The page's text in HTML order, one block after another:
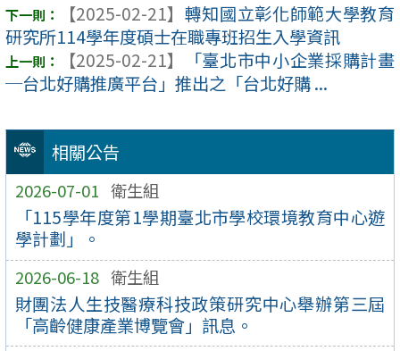
相關公告
2026-07-01 衛生組
「115學年度第1學期臺北市學校環境教育中心遊
學計劃」。
2026-06-18 衛生組
財團法人生技醫療科技政策研究中心舉辦第三屆
「高齡健康產業博覽會」訊息。
【2025-02-21】 轉知國立彰化師範大學教育
研究所114學年度碩士在職專班招生入學資訊
【2025-02-21】
「臺北市中小企業採購計畫
─台北好購推廣平台」推出之「台北好購 ...